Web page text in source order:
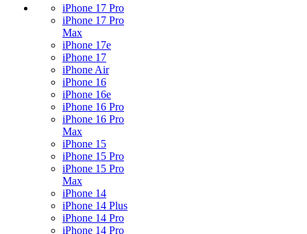
iPhone 17 Pro
iPhone 17 Pro
Max
iPhone 17e
iPhone 17
iPhone Air
iPhone 16
iPhone 16e
iPhone 16 Pro
iPhone 16 Pro
Max
iPhone 15
iPhone 15 Pro
iPhone 15 Pro
Max
iPhone 14
iPhone 14 Plus
iPhone 14 Pro
iPhone 14 Pro